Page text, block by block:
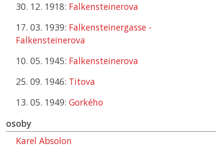
30. 12. 1918: Falkensteinerova
17. 03. 1939: Falkensteinergasse -
Falkensteinerova
10. 05. 1945: Falkensteinerova
25. 09. 1946: Titova
13. 05. 1949: Gorkého
osoby
Karel Absolon